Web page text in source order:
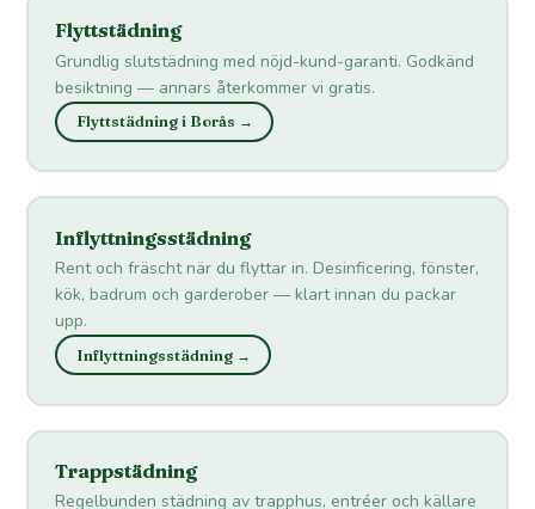
Flyttstädning
Grundlig slutstädning med nöjd-kund-garanti. Godkänd
besiktning — annars återkommer vi gratis.
Flyttstädning i Borås →
Inflyttningsstädning
Rent och fräscht när du flyttar in. Desinficering, fönster,
kök, badrum och garderober — klart innan du packar
upp.
Inflyttningsstädning →
Trappstädning
Regelbunden städning av trapphus, entréer och källare